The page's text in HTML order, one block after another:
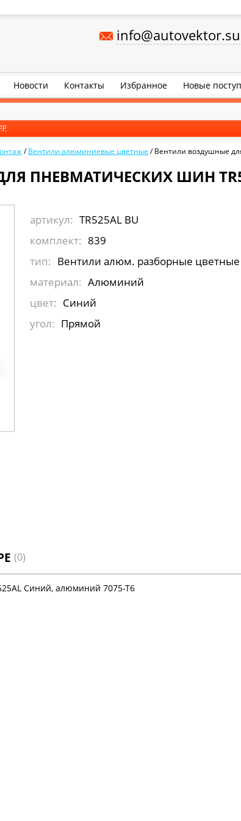
info@autovektor.su
Новости Контакты Избранное Новые
/Вентили алюминиевые цветные /Вентили воздушные
ПНЕВМАТИЧЕСКИХ ШИН
артикул: TR525AL BU
комплект: 839
тип: Вентили алюм. разборные цветные
материал: Алюминий
цвет: Синий
угол: Прямой
(0)
Синий, алюминий 7075-Т6